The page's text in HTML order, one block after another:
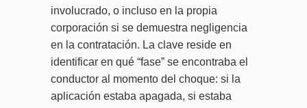
involucrado, o incluso en la propia
corporación si se demuestra negligencia
en la contratación. La clave reside en
identificar en qué “fase” se encontraba el
conductor al momento del choque: si la
aplicación estaba apagada, si estaba